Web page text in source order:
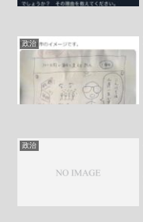
政治
政治